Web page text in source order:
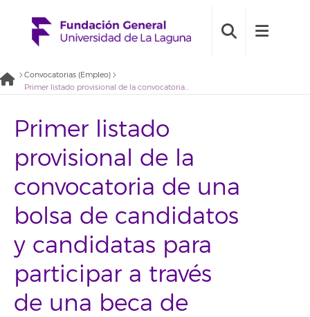
Convocatorias (Empleo)
Primer listado provisional de la convocatoria de una bolsa de candidatos y candidatas para participar a través de una beca de investigación en proyectos del Laboratorio Igual Lab en el marco de la Estrategia Canaria de Transición Igualitaria (2021BDB002)
Primer listado
provisional de la
convocatoria de una
bolsa de candidatos
y candidatas para
participar a través
de una beca de